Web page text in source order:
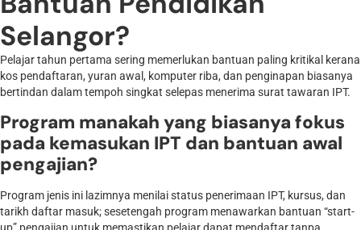
Selangor?
Pelajar tahun pertama sering memerlukan bantuan paling kritikal kerana
kos pendaftaran, yuran awal, komputer riba, dan penginapan biasanya
bertindan dalam tempoh singkat selepas menerima surat tawaran IPT.
Program manakah yang biasanya fokus
pada kemasukan IPT dan bantuan awal
pengajian?
Program jenis ini lazimnya menilai status penerimaan IPT, kursus, dan
tarikh daftar masuk; sesetengah program menawarkan bantuan “start-